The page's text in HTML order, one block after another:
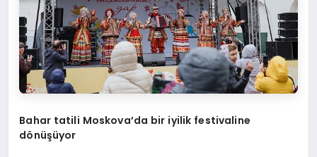
Bahar tatili Moskova’da bir iyilik festivaline
dönüşüyor